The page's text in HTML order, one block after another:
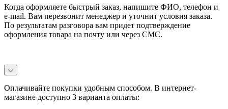
Когда оформляете быстрый заказ, напишите ФИО, телефон и
e-mail. Вам перезвонит менеджер и уточнит условия заказа.
По результатам разговора вам придет подтверждение
оформления товара на почту или через СМС.
Оплачивайте покупки удобным способом. В интернет-
магазине доступно 3 варианта оплаты: